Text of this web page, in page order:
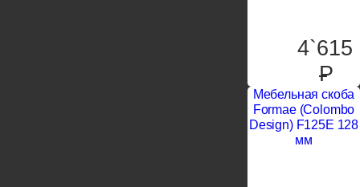
4`615
P
Мебельная скоба
Formae (Colombo
Design) F125E 128
мм